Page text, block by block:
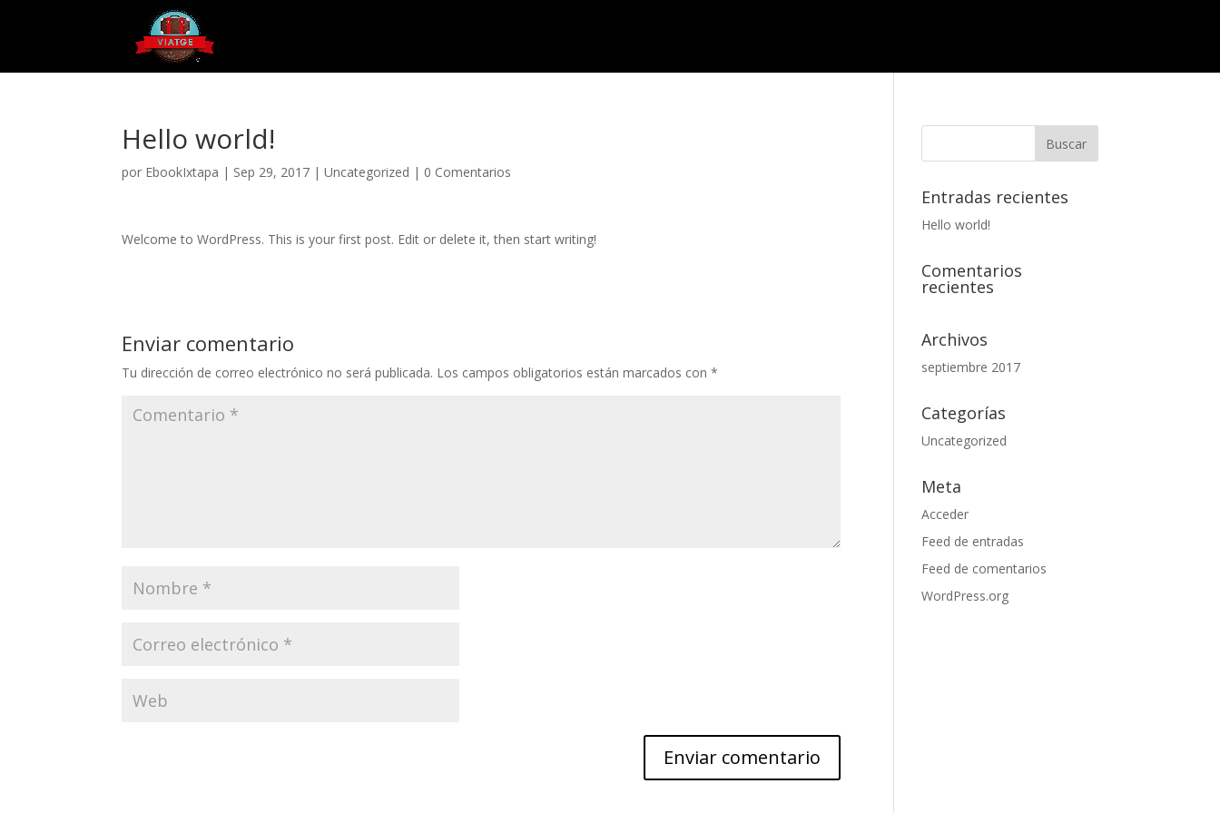
Hello world!
por EbookIxtapa | Sep 29, 2017 |Uncategorized | 0 Comentarios
Welcome to WordPress. This is your first post. Edit or delete it, then start writing!
Enviar comentario
Tu dirección de correo electrónico no será publicada. Los campos obligatorios están marcados con*
Entradas recientes
Hello world!
Comentarios
recientes
Archivos
septiembre 2017
Categorías
Uncategorized
Meta
Acceder
Feed de entradas
Feed de comentarios
WordPress.org